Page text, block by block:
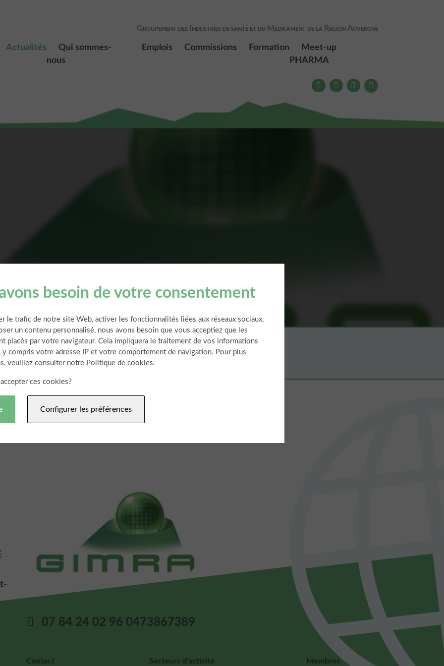
G ROUPEMENT DES NDUSTRIES DE SANTÉ ET DU M ÉDICAMENT DE LA R ÉGION AUVERGNE
Actualités
Qui sommes-
nous
Le bureau
Emplois Commissions Formation
Meet-up
PHARMA
Meet-up PHARMA
3 Partenaires 4 Autres
07 84 24 02 96 0473867389
Contact Secteurs d'activité Membres
besoin de votre consentement
le trafic de notre site Web, activer les fonctionnalités liées aux réseaux sociaux,
un contenu personnalisé, nous avons besoin que vous acceptiez que les
placés par votre navigateur. Cela impliquera le traitement de vos informations
y compris votre adresse IP et votre comportement de navigation. Pour plus
veuillez consulter notre Politique de cookies.
ces cookies?
Configurer les préférences